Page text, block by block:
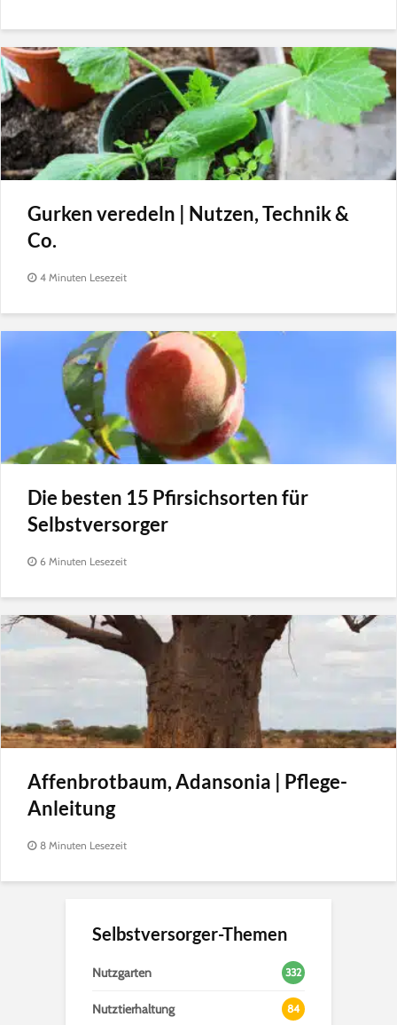
Gurken veredeln | Nutzen, Technik &
Co.
4 Minuten Lesezeit
Die besten 15 Pfirsichsorten für
Selbstversorger
6 Minuten Lesezeit
Affenbrotbaum, Adansonia | Pflege-
Anleitung
8 Minuten Lesezeit
Selbstversorger-Themen
Nutzgarten 332
Nutztierhaltung 84